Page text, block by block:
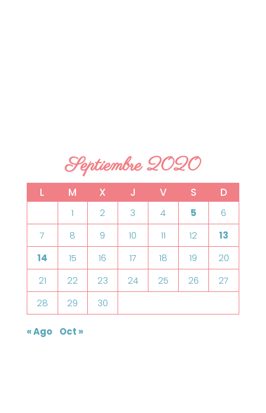
Septiembre 2020
L M X J V S D
1 2 3 4 5
6
7
8 9 10 11 12
13
14
15 16 17 18 19
20
21
22 23 24 25 26
27
28
29 30
« Ago Oct »